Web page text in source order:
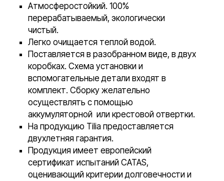
Атмосферостойкий. 100%
перерабатываемый, экологически
чистый.
Легко очищается теплой водой.
Поставляется в разобранном виде, в двух
коробках. Схема установки и
вспомогательные детали входят в
комплект. Сборку желательно
осуществлять с помощью
аккумуляторной или крестовой отвертки.
На продукцию Tilia предоставляется
двухлетняя гарантия.
Продукция имеет европейский
сертификат испытаний CATAS,
оценивающий критерии долговечности и